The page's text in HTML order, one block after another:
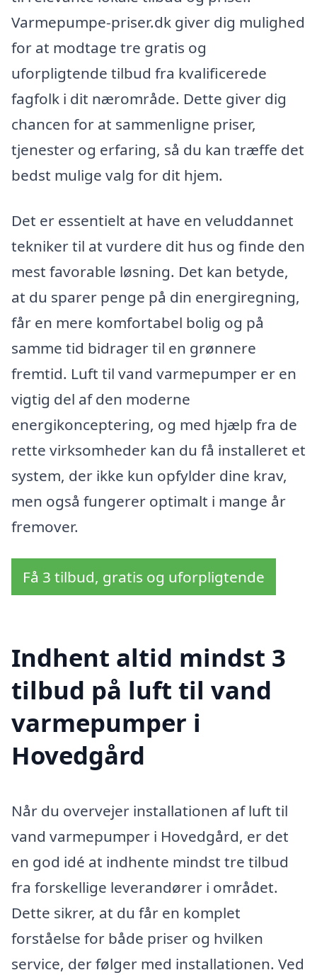
Varmepumpe-priser.dk giver dig mulighed
for at modtage tre gratis og
uforpligtende tilbud fra kvalificerede
fagfolk i dit nærområde. Dette giver dig
chancen for at sammenligne priser,
tjenester og erfaring, så du kan træffe det
bedst mulige valg for dit hjem.
Det er essentielt at have en veluddannet
tekniker til at vurdere dit hus og finde den
mest favorable løsning. Det kan betyde,
at du sparer penge på din energiregning,
får en mere komfortabel bolig og på
samme tid bidrager til en grønnere
fremtid. Luft til vand varmepumper er en
vigtig del af den moderne
energikonceptering, og med hjælp fra de
rette virksomheder kan du få installeret et
system, der ikke kun opfylder dine krav,
men også fungerer optimalt i mange år
fremover.
Få 3 tilbud, gratis og uforpligtende
Indhent altid mindst 3
tilbud på luft til vand
varmepumper i
Hovedgård
Når du overvejer installationen af luft til
vand varmepumper i Hovedgård, er det
en god idé at indhente mindst tre tilbud
fra forskellige leverandører i området.
Dette sikrer, at du får en komplet
forståelse for både priser og hvilken
service, der følger med installationen. Ved